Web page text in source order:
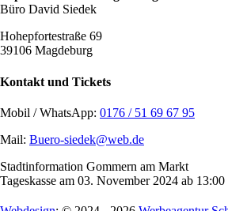
Büro David Siedek
Hohepfortestraße 69
39106 Magdeburg
Kontakt und Tickets
Mobil / WhatsApp: 0176 / 51 69 67 95
Mail: Buero-siedek@web.de
Stadtinformation Gommern am Markt
Tageskasse am 03. November 2024 ab